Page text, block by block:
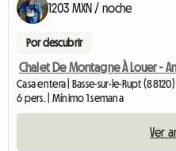
1203 MXN / noche
Por descubrir
Chalet De Montagne À Louer -
Casa entera | Basse-sur-le-Rupt
6 pers. | Mínimo 1 semana
Ver